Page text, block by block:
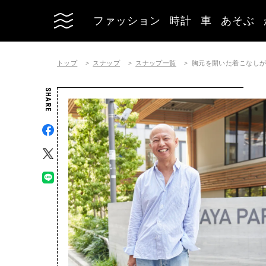
ファッション 時計 車 あそぶ
トップ スナップ スナップ一覧 胸元を開いた着こなし
SHARE